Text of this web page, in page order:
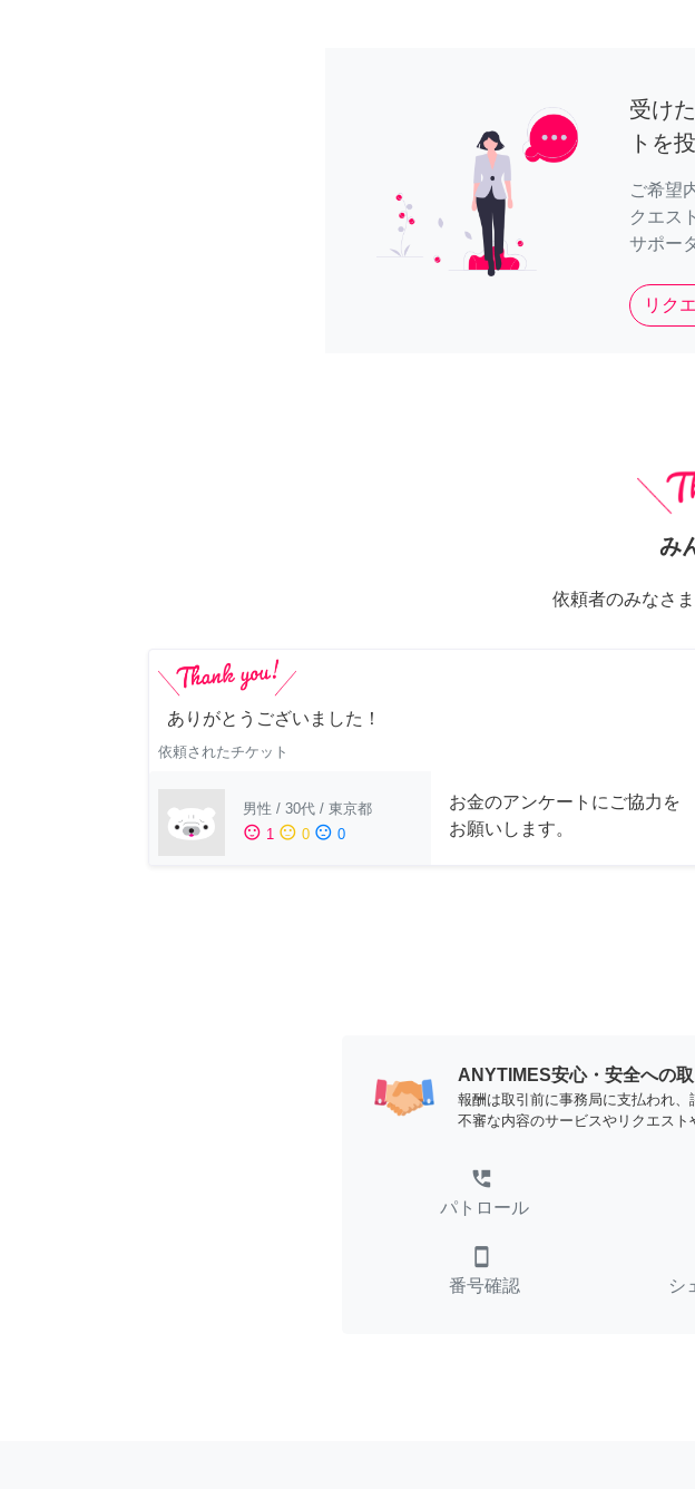
受け
トを
ご希望
クエス
サポー
リク
み
依頼者のみなさ
ありがとうございました！
依頼されたチケット
男性 / 30代 / 東京都
sentiment_satisfied 1 sentiment_neutral 0 sentiment_dissatisfied 0
お金のアンケートにご協力を
お願いします。
ANYTIMES安心・安全への
報酬は取引前に事務局に支払われ
不審な内容のサービスやリクエスト
perm_phone_msg
パトロール
smartphone
番号確認 シ